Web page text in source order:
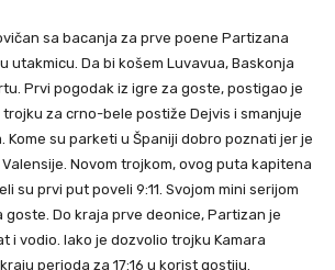
sa bacanja za prve poene Partizana
utakmicu. Da bi košem Luvavua, Baskonja
Prvi pogodak iz igre za goste, postigao je
za crno-bele postiže Dejvis i smanjuje
Kome su parketi u Španiji dobro poznati jer je
Novom trojkom, ovog puta kapitena
su prvi put poveli 9:11. Svojom mini serijom
goste. Do kraja prve deonice, Partizan je
i vodio. Iako je dozvolio trojku Kamara
perioda za 17:16 u korist gostiju.